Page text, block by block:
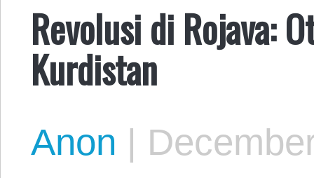
​Revolusi di Rojava:
Kurdistan
Anon |